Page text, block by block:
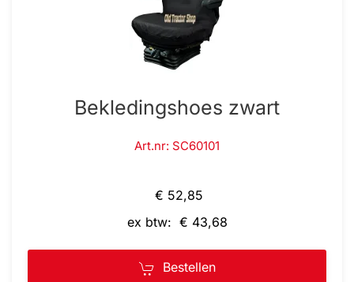
Bekledingshoes zwart
Art.nr: SC60101
€ 52,85
ex btw: € 43,68
Bestellen